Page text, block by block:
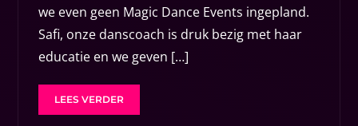
we even geen Magic Dance Events ingepland.
Safi, onze danscoach is druk bezig met haar
educatie en we geven […]
LEES VERDER